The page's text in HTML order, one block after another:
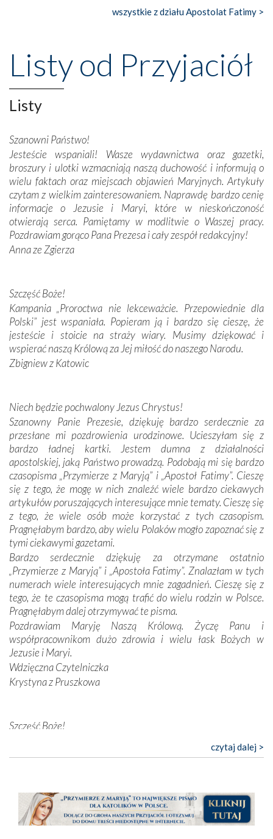
Nasze pielgrzymkowe wyprawy, których celem były
wspaniałe klasztory w miasteczku Alcobaça czy w Batalhi,
Opatrznościową pomoc w wygranej bitwie o
niepodległość kraju. Zachwyt budziła potężna, a zarazem
misterna architektura tych monumentalnych dzieł,
wspaniałe zdobienia, dbałość ich twórców o detale,
połączenie talentów z wytrwałością i pracowitością
Podążyliśmy też śladami fatimskich wizjonerów – Łucji
dos Santos oraz świętych Hiacynty i Franciszka Marto.
Modliliśmy się przy ich grobach. Odprawiliśmy Drogę
Krzyżową w ich rodzinnych stronach, odwiedziliśmy
domy, w których żyli.
W miejscu objawień Matki Bożej zapaliliśmy świece
przywiezione wraz z intencjami powierzonymi nam przez
spotykaliśmy się z serdeczną otwartością
Portugalczyków. Podziwialiśmy ich ludową sztukę i
zwyczaje. Mimo że nasze kraje są od siebie bardzo
oddalone, w żaden sposób nie czuliśmy się obco.
Sprawiła to oczywiście sama Matka Boża, ale też
kulturowa bliskość biorąca swój początek w naszej
wspólnej wierze. Podczas wyjazdów do historycznych
mieliśmy okazję przekonać się, że Maryja swoją opieką
otacza nie tylko nasz naród, lecz wszystkie nacje, które
się Jej ufnie oddają, a także każdą osobę, która zawierza
Jej siebie oraz swych bliskich.
Dzieje Portugalii to również historia wierności Bogu i
odstępstw, także w życiu władców. Trudne momenty w
wymiarze tak osobistym, jak i zbiorowym, przypominają o
konieczności ciągłego zabiegania o własną duszę i o łaskę
Opatrzności. Wierność przynosi pomyślność –
przynajmniej w życiu duchowym. Odstępstwo owocuje
nieszczęściem i śmiercią. Te uniwersalne prawdy
przychodziły na myśl, gdy słuchaliśmy opowieści
przewodników o portugalskich monarchach i wodzach,
zwycięskich bitwach i nieszczęśliwych losach grzesznych
kochanków.
Byli tym razem pośród Apostołów Fatimy reprezentanci
każdego spośród żyjących pokoleń. Najmłodszy uczestnik
liczył sobie 13 lat, zaś senior, pan Zdzisław – już 94.
Całe życie marzyłem, by tu przyjechać
rozmowie.
bez obecności duszpasterza – księdza Krzysztofa.
wysłuchania Mszy Świętej, dawał on wyrazy swej
Każdy z nas przywiózł Matce Bożej bagaż własnych
intencji, od tych najbardziej osobistych po zbiorowe –
wszystkie z działu Apostolat Fatimy >
Listy od Przyjaciół
Listy
Szanowni Państwo!
Jesteście wspaniali! Wasze wydawnictwa oraz gazetki,
broszury i ulotki wzmacniają naszą duchowość i informują o
wielu faktach oraz miejscach objawień Maryjnych. Artykuły
czytam z wielkim zainteresowaniem. Naprawdę bardzo cenię
informacje o Jezusie i Maryi, które w nieskończoność
otwierają serca. Pamiętamy w modlitwie o Waszej pracy.
Pozdrawiam gorąco Pana Prezesa i cały zespół redakcyjny!
Anna ze Zgierza
Szczęść Boże!
Kampania „Proroctwa nie lekceważcie. Przepowiednie dla
Polski” jest wspaniała. Popieram ją i bardzo się cieszę, że
jesteście i stoicie na straży wiary. Musimy dziękować i
wspierać naszą Królową za Jej miłość do naszego Narodu.
Zbigniew z Katowic
Niech będzie pochwalony Jezus Chrystus!
Szanowny Panie Prezesie, dziękuję bardzo serdecznie za
przesłane mi pozdrowienia urodzinowe. Ucieszyłam się z
bardzo ładnej kartki. Jestem dumna z działalności
apostolskiej, jaką Państwo prowadzą. Podobają mi się bardzo
czasopisma „Przymierze z Maryją” i „Apostoł Fatimy”. Cieszę
się z tego, że mogę w nich znaleźć wiele bardzo ciekawych
artykułów poruszających interesujące mnie tematy. Cieszę się
z tego, że wiele osób może korzystać z tych czasopism.
Pragnęłabym bardzo, aby wielu Polaków mogło zapoznać się z
tymi ciekawymi gazetami.
Bardzo serdecznie dziękuję za otrzymane ostatnio
„Przymierze z Maryją” i „Apostoła Fatimy”. Znalazłam w tych
numerach wiele interesujących mnie zagadnień. Cieszę się z
tego, że te czasopisma mogą trafić do wielu rodzin w Polsce.
Pragnęłabym dalej otrzymywać te pisma.
Pozdrawiam Maryję Naszą Królową. Życzę Panu i
współpracownikom dużo zdrowia i wielu łask Bożych w
Jezusie i Maryi.
Wdzięczna Czytelniczka
Krystyna z Pruszkowa
Szczęść Boże!
to pismo, które bardzo sobie cenię i szanuję. Redagujecie
nas prowadzi!
Barbara
czytaj dalej >